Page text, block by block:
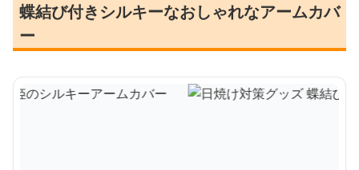
蝶結び付きシルキーなおしゃれなアームカバ
ー